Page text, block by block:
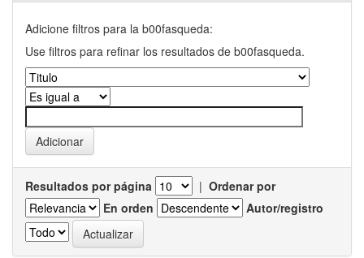
Adicione filtros para la b00fasqueda:
Use filtros para refinar los resultados de b00fasqueda.
Resultados por página | Ordenar por
En orden
Autor/registro